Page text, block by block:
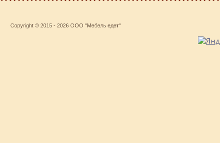
Copyright © 2015 - 2026 ООО "Мебель едет"